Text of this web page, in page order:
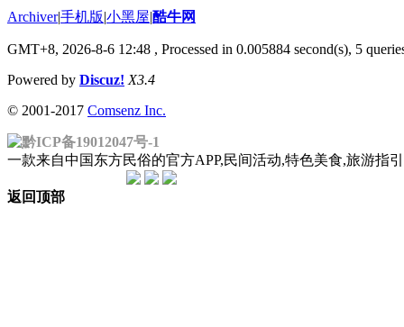
Archiver|手机版|小黑屋|酷牛网
GMT+8, 2026-8-6 12:48 , Processed in 0.005884 second(s), 5
Powered by Discuz! X3.4
© 2001-2017 Comsenz Inc.
黔ICP备19012047号-1
一款来自中国东方民俗的官方APP,民间活动,特色美食,旅游
返回顶部